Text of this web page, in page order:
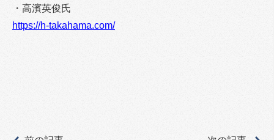
・高濱英俊氏
https://h-takahama.com/